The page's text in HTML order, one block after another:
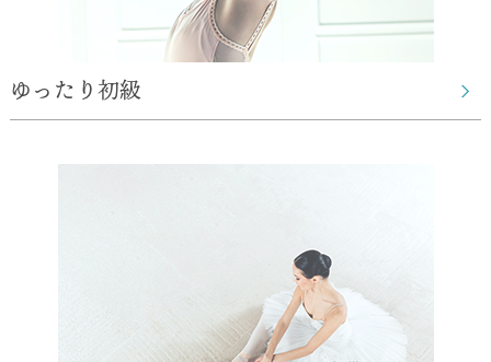
ゆったり初級